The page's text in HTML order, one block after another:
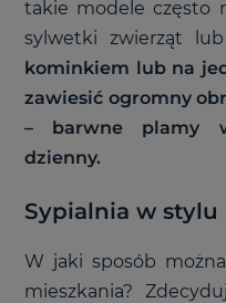
takie modele często
sylwetki zwierząt
kominkiem lub na
zawiesić ogromny
– barwne plamy
dzienny.
Sypialnia w
W jaki sposób
mieszkania?